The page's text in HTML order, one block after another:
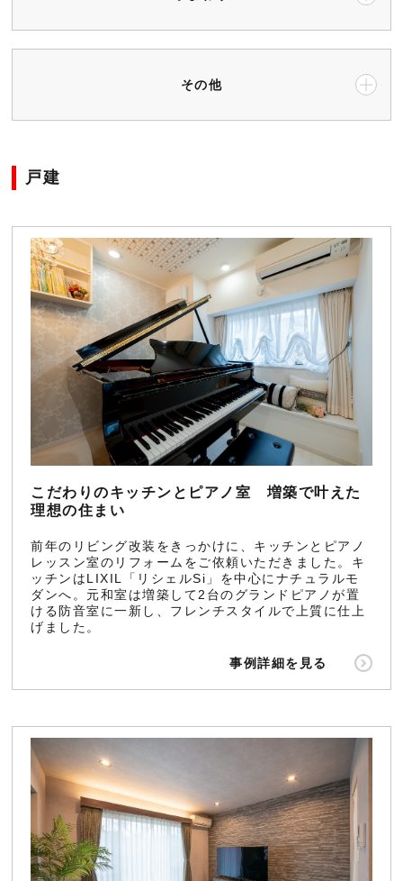
その他
戸建
こだわりのキッチンとピアノ室 増築で叶えた
理想の住まい
前年のリビング改装をきっかけに、キッチンとピアノ
レッスン室のリフォームをご依頼いただきました。キ
ッチンはLIXIL「リシェルSi」を中心にナチュラルモ
ダンへ。元和室は増築して2台のグランドピアノが置
ける防音室に一新し、フレンチスタイルで上質に仕上
げました。
事例詳細を見る